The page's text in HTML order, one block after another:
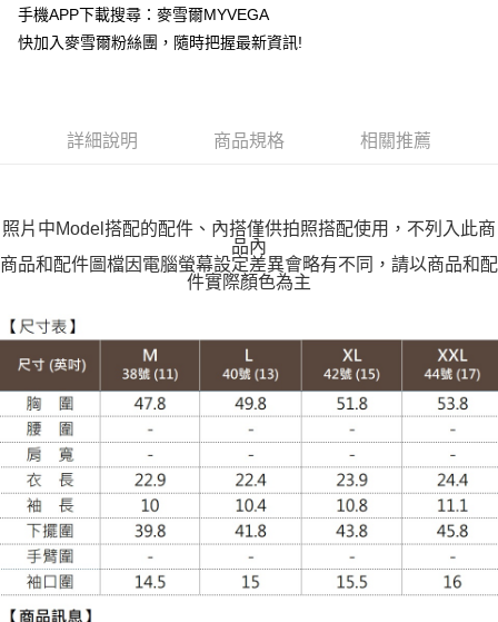
運送方式
全家取貨付款
每筆NT$100，滿NT$599(含以上)免運費
每筆NT$100，滿NT$988(含以上)免運費
付款後萊爾富取貨
每筆NT$100，滿NT$988(含以上)免運費
7-11取貨付款
每筆NT$100，滿NT$988(含以上)免運費
付款後7-11取貨
每筆NT$100，滿NT$988(含以上)免運費
大嘴鳥宅配通
每筆NT$100，滿NT$988(含以上)免運費
貨到付款
每筆NT$120
手機APP下載搜尋：麥雪爾MYVEGA
快加入麥雪爾粉絲團，隨時把握最新資訊!
詳細說明 商品規格 相關推薦
照片中Model搭配的配件、內搭僅供拍照搭配使用，不列入此商
品內
商品和配件圖檔因電腦螢幕設定差異會略有不同，請以商品和配
件實際顏色為主